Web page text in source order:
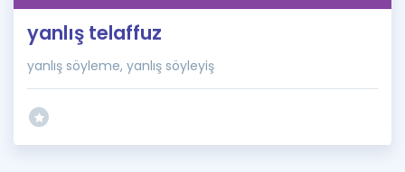
yanlış telaffuz
yanlış söyleme, yanlış söyleyiş